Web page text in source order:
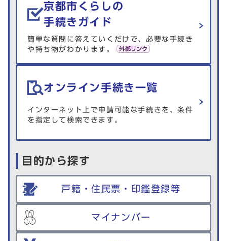
京都市くらしの
手続きガイド
簡単な質問に答えていくだけで、必要な手続き
や持ち物がわかります。
オンライン手続き一覧
インターネット上で申請可能な手続きを、条件
を指定して検索できます。
目的から探す
戸籍・住民票・印鑑登録等
マイナンバー